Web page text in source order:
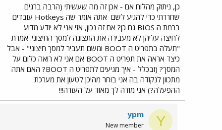
כן, ניתוק מהלוח אם - אכן זה מה שעשיתי (הרבה ברגים
שחררתי כדי להגיע לשם
אתה אומר שה Hotkeys עובדים
ברמת ה BIOS גם כן? אם זה נכון, אזי אני לא יודע מדוע
לחיצה עליהן לא מעבירה את התצוגה למסך החיצוני. אמרת
"תעלה בתפריט ה BOOT ומשם תעביר למסך חיצוני" - אבל
כיצד אראה את תפריט ה BOOT אם אני לא רואה כלום על
המסך? (ובכלל - איך מגיעים לתפריט ה BOOT? האם אתה
מתכוון לנקודה בה אני בוחר מהיכן לטעון את מערכת
ההפעלה?) אני מודה לך מאוד על העזרה!!!
Y
ypm
New member